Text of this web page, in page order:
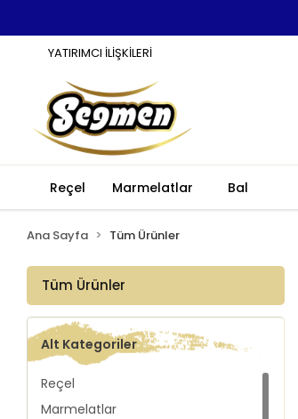
YATIRIMCI İLİŞKİLERİ
Reçel Marmelatlar Bal
Ana Sayfa Tüm Ürünler
Tüm Ürünler
Alt Kategoriler
Reçel
Marmelatlar